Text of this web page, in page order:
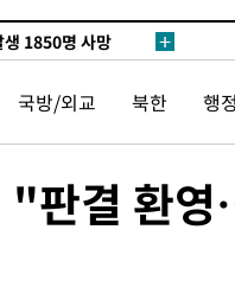
생 1850명 사망
라피뇨"-- CDC
망 관련 압수수색
대 상승 출발
개장
국방/외교 북한 행정
"판결 환